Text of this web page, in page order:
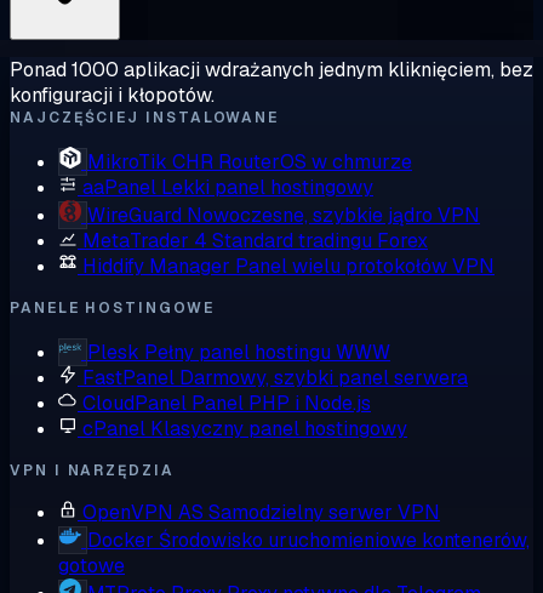
Ponad 1000 aplikacji wdrażanych jednym kliknięciem, bez
konfiguracji i kłopotów.
NAJCZĘŚCIEJ INSTALOWANE
MikroTik CHR RouterOS w chmurze
aaPanel Lekki panel hostingowy
WireGuard Nowoczesne, szybkie jądro VPN
MetaTrader 4 Standard tradingu Forex
Hiddify Manager Panel wielu protokołów VPN
PANELE HOSTINGOWE
Plesk Pełny panel hostingu WWW
FastPanel Darmowy, szybki panel serwera
CloudPanel Panel PHP i Node.js
cPanel Klasyczny panel hostingowy
VPN I NARZĘDZIA
OpenVPN AS Samodzielny serwer VPN
Docker Środowisko uruchomieniowe kontenerów,
gotowe